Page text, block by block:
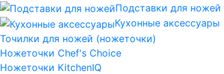
Подставки для ножей
Кухонные аксессуары
Точилки для ножей (ножеточки)
Ножеточки Chef's Choice
Ножеточки KitchenIQ